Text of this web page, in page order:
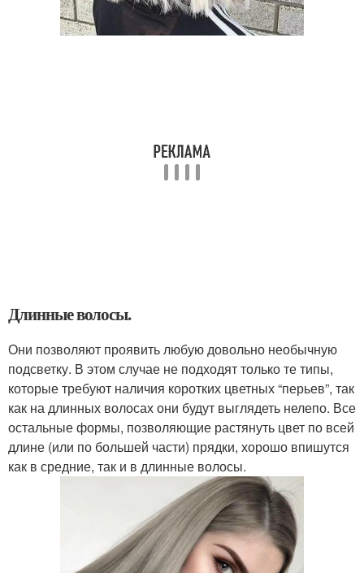
Длинные волосы.
Они позволяют проявить любую довольно необычную
подсветку. В этом случае не подходят только те типы,
которые требуют наличия коротких цветных “перьев”, так
как на длинных волосах они будут выглядеть нелепо. Все
остальные формы, позволяющие растянуть цвет по всей
длине (или по большей части) прядки, хорошо впишутся
как в средние, так и в длинные волосы.